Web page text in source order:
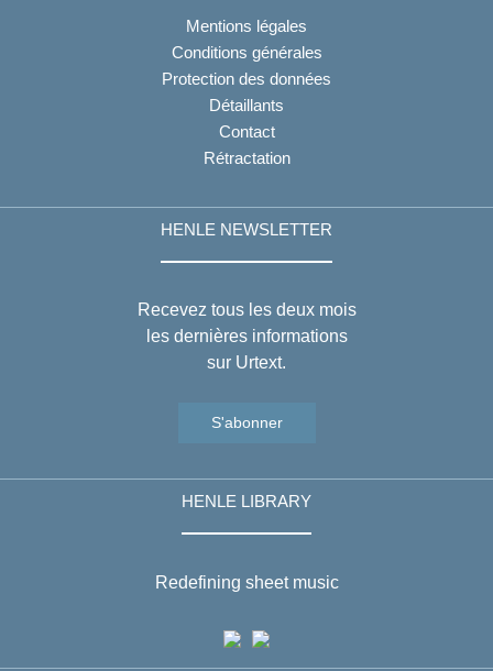
Mentions légales
Conditions générales
Protection des données
Détaillants
Contact
Rétractation
HENLE NEWSLETTER
Recevez tous les deux mois
les dernières informations
sur Urtext.
S'abonner
HENLE LIBRARY
Redefining sheet music